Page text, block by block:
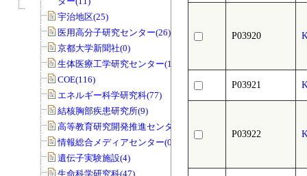
宇治地区(25)
医用高分子研究センター(26)
京都大学新聞社(0)
生体医療工学研究センター(19)
COE(116)
エネルギー科学研究科(77)
結核胸部疾患研究所(9)
高等教育研究開発推進センター(68)
情報総合メディアセンター(0)
遺伝子実験施設(4)
生命科学研究科(47)
P03920
P03921
P03922